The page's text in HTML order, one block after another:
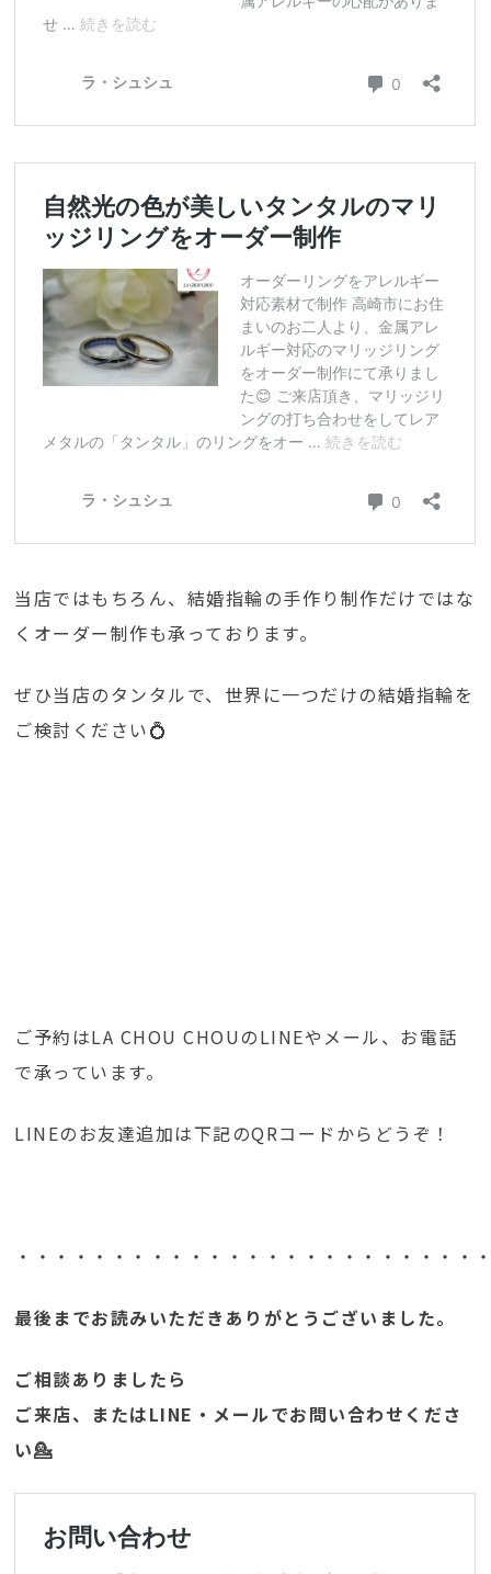
当店ではもちろん、結婚指輪の手作り制作だけではな
くオーダー制作も承っております。
ぜひ当店のタンタルで、世界に一つだけの結婚指輪を
ご検討ください💍
ご予約はLA CHOU CHOUのLINEやメール、お電話
で承っています。
LINEのお友達追加は下記のQRコードからどうぞ！
・・・・・・・・・・・・・・・・・・・・・・・・
最後までお読みいただきありがとうございました。
ご相談ありましたら
ご来店、またはLINE・メールでお問い合わせくださ
い💁